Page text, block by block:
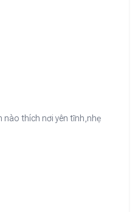
nào thích nơi yên tĩnh,nhẹ